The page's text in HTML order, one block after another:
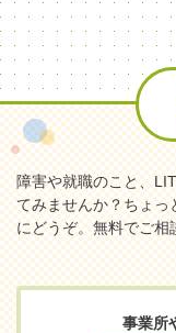
障害や就職のこと、
てみませんか？ちょっ
にどうぞ。無料でご相
事業所